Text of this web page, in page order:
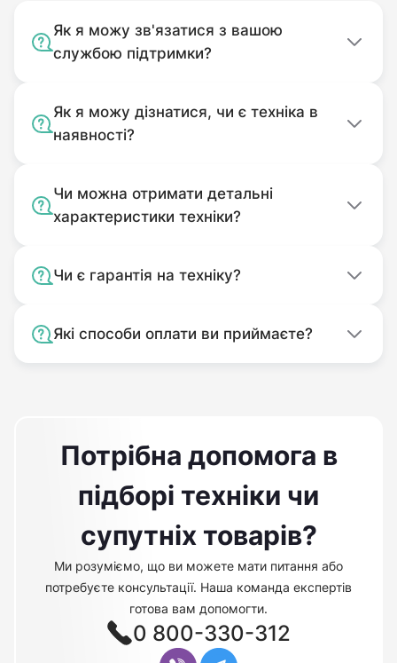
Як я можу зв'язатися з вашою
службою підтримки?
Як я можу дізнатися, чи є техніка в
наявності?
Чи можна отримати детальні
характеристики техніки?
Чи є гарантія на техніку?
Які способи оплати ви приймаєте?
Потрібна допомога в
підборі техніки чи
супутніх товарів?
Ми розуміємо, що ви можете мати питання або
потребуєте консультації. Наша команда експертів
готова вам допомогти.
0 800-330-312